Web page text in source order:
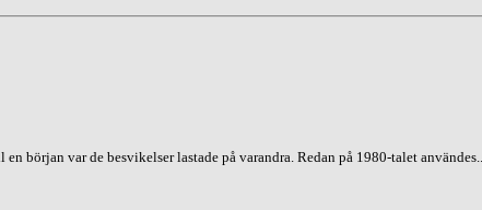
början var de besvikelser lastade på varandra. Redan på 1980-talet